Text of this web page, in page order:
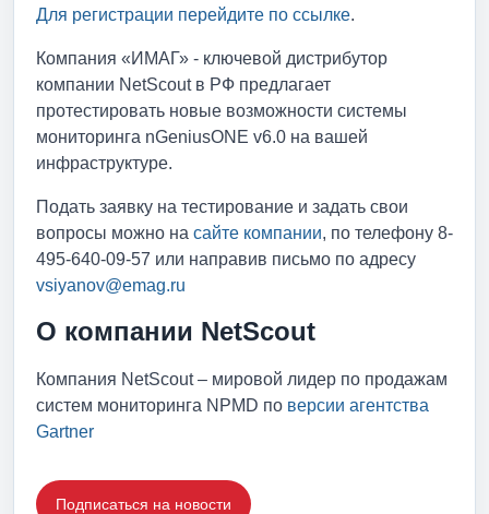
Для регистрации перейдите по ссылке.
Компания «ИМАГ» - ключевой дистрибутор
компании NetScout в РФ предлагает
протестировать новые возможности системы
мониторинга nGeniusONE v6.0 на вашей
инфраструктуре.
Подать заявку на тестирование и задать свои
вопросы можно на сайте компании, по телефону 8-
495-640-09-57 или направив письмо по адресу
vsiyanov@emag.ru
О компании NetScout
Компания NetScout – мировой лидер по продажам
систем мониторинга NPMD по версии агентства
Gartner
Подписаться на новости